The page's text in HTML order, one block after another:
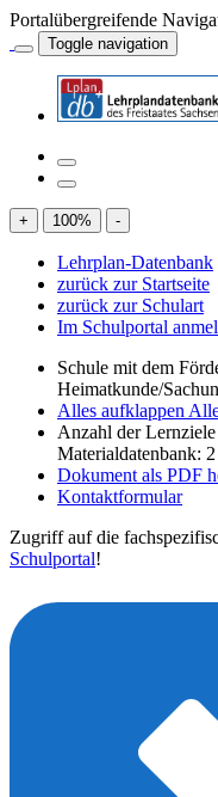
Portalübergreifende
Toggle navigation
+ 100% -
Lehrplan-Datenbank
zurück zur Startseite
zurück zur Schulart
Im Schulportal
Schule mit dem
Heimatkunde/
Alles aufklappen
Anzahl der
Materialdatenbank: 2
Dokument als PDF
Kontaktformular
Zugriff auf die
Schulportal!